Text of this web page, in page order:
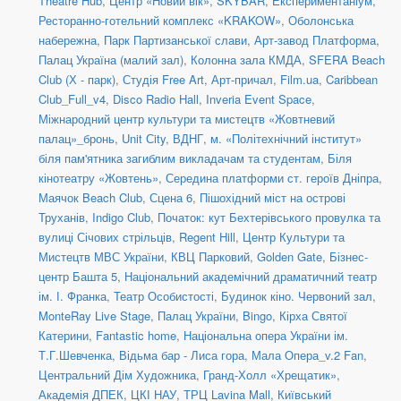
Ресторанно-готельний комплекс «KRAKOW», Оболонська
набережна, Парк Партизанської слави, Арт-завод Платформа,
Палац Україна (малий зал), Колонна зала КМДА, SFERA Beach
Club (Х - парк), Студія Free Art, Арт-причал, Film.ua, Caribbean
Club_Full_v4, Disco Radio Hall, Inveria Event Space,
Міжнародний центр культури та мистецтв «Жовтневий
палац»_бронь, Unit Сity, ВДНГ, м. «Політехнічний інститут»
біля пам'ятника загиблим викладачам та студентам, Біля
кінотеатру «Жовтень», Середина платформи ст. героїв Дніпра,
Маячок Beach Club, Сцена 6, Пішохідний міст на острові
Труханів, Indigo Club, Початок: кут Бехтерівського провулка та
вулиці Січових стрільців, Regent Hill, Центр Культури та
Мистецтв МВС України, КВЦ Парковий, Golden Gate, Бізнес-
центр Башта 5, Національний академічний драматичний театр
ім. І. Франка, Театр Особистості, Будинок кіно. Червоний зал,
MonteRay Live Stage, Палац України, Bingo, Кірха Святої
Катерини, Fantastic home, Національна опера України ім.
Т.Г.Шевченка, Відьма бар - Лиса гора, Мала Опера_v.2 Fan,
Центральний Дім Художника, Гранд-Холл «Хрещатик»,
Академія ДПЕК, ЦКІ НАУ, ТРЦ Lavina Mall, Київський